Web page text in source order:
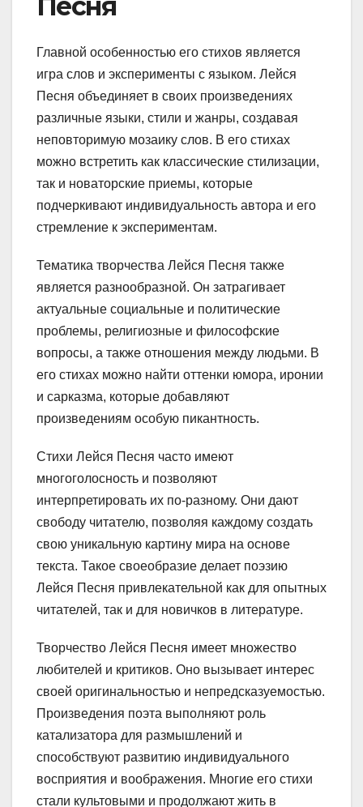
Главной особенностью его стихов является
игра слов и эксперименты с языком. Лейся
Песня объединяет в своих произведениях
различные языки, стили и жанры, создавая
неповторимую мозаику слов. В его стихах
можно встретить как классические стилизации,
так и новаторские приемы, которые
подчеркивают индивидуальность автора и его
стремление к экспериментам.
Тематика творчества Лейся Песня также
является разнообразной. Он затрагивает
актуальные социальные и политические
проблемы, религиозные и философские
вопросы, а также отношения между людьми. В
его стихах можно найти оттенки юмора, иронии
и сарказма, которые добавляют
произведениям особую пикантность.
Стихи Лейся Песня часто имеют
многоголосность и позволяют
интерпретировать их по-разному. Они дают
свободу читателю, позволяя каждому создать
свою уникальную картину мира на основе
текста. Такое своеобразие делает поэзию
Лейся Песня привлекательной как для опытных
читателей, так и для новичков в литературе.
Творчество Лейся Песня имеет множество
любителей и критиков. Оно вызывает интерес
своей оригинальностью и непредсказуемостью.
Произведения поэта выполняют роль
катализатора для размышлений и
способствуют развитию индивидуального
восприятия и воображения. Многие его стихи
стали культовыми и продолжают жить в